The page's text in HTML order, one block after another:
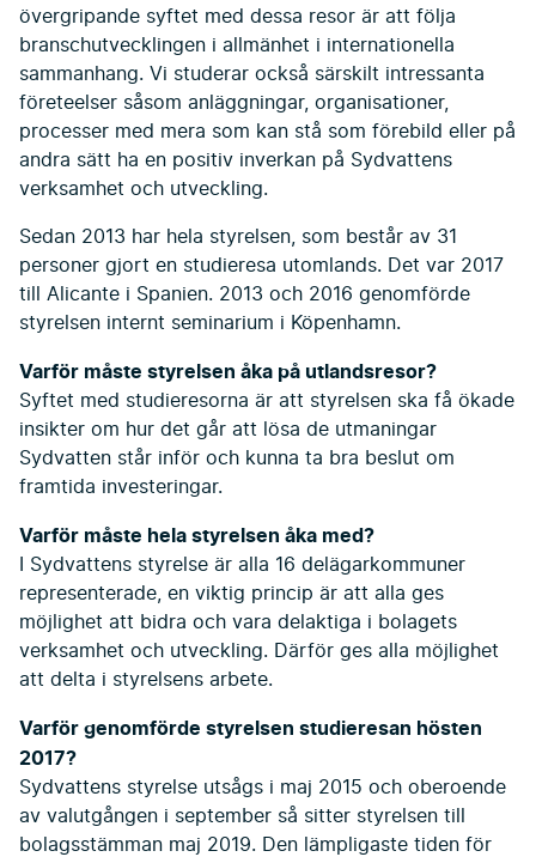
övergripande syftet med dessa resor är att följa
branschutvecklingen i allmänhet i internationella
sammanhang. Vi studerar också särskilt intressanta
företeelser såsom anläggningar, organisationer,
processer med mera som kan stå som förebild eller på
andra sätt ha en positiv inverkan på Sydvattens
verksamhet och utveckling.
Sedan 2013 har hela styrelsen, som består av 31
personer gjort en studieresa utomlands. Det var 2017
till Alicante i Spanien. 2013 och 2016 genomförde
styrelsen internt seminarium i Köpenhamn.
Varför måste styrelsen åka på utlandsresor?
Syftet med studieresorna är att styrelsen ska få ökade
insikter om hur det går att lösa de utmaningar
Sydvatten står inför och kunna ta bra beslut om
framtida investeringar.
Varför måste hela styrelsen åka med?
I Sydvattens styrelse är alla 16 delägarkommuner
representerade, en viktig princip är att alla ges
möjlighet att bidra och vara delaktiga i bolagets
verksamhet och utveckling. Därför ges alla möjlighet
att delta i styrelsens arbete.
Varför genomförde styrelsen studieresan hösten
2017?
Sydvattens styrelse utsågs i maj 2015 och oberoende
av valutgången i september så sitter styrelsen till
bolagsstämman maj 2019. Den lämpligaste tiden för